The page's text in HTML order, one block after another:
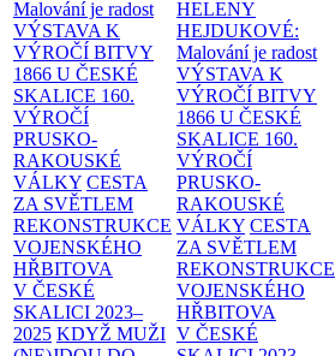
Malování je radost
VÝSTAVA K
VÝROČÍ BITVY
1866 U ČESKÉ
SKALICE 160.
VÝROČÍ
PRUSKO-
RAKOUSKÉ
VÁLKY CESTA
ZA SVĚTLEM
REKONSTRUKCE
VOJENSKÉHO
HŘBITOVA
V ČESKÉ
SKALICI 2023–
2025 KDYŽ MUŽI
HELENY
HEJDUKOVÉ:
Malování je radost
VÝSTAVA K
VÝROČÍ BITVY
1866 U ČESKÉ
SKALICE 160.
VÝROČÍ
PRUSKO-
RAKOUSKÉ
VÁLKY CESTA
ZA SVĚTLEM
REKONSTRUKCE
VOJENSKÉHO
HŘBITOVA
V ČESKÉ